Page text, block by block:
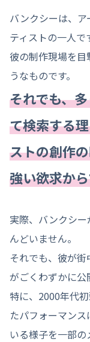
バンクシーは、
ティストの一人で
彼の制作現場を
うなものです。
それでも、
て検索する
ストの創作
強い欲求か
実際、バンクシ
んどいません。
それでも、彼が
がごくわずかに公
特に、2000年代
たパフォーマン
いる様子を一部の